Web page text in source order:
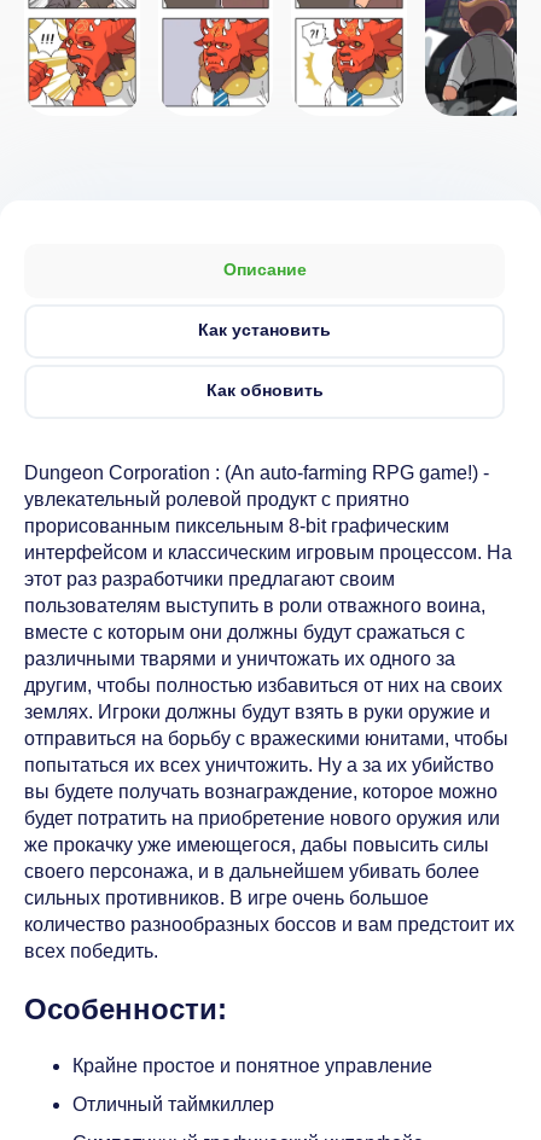
Описание
Как установить
Как обновить
Dungeon Corporation : (An auto-farming RPG game!) -
увлекательный ролевой продукт с приятно
прорисованным пиксельным 8-bit графическим
интерфейсом и классическим игровым процессом. На
этот раз разработчики предлагают своим
пользователям выступить в роли отважного воина,
вместе с которым они должны будут сражаться с
различными тварями и уничтожать их одного за
другим, чтобы полностью избавиться от них на своих
землях. Игроки должны будут взять в руки оружие и
отправиться на борьбу с вражескими юнитами, чтобы
попытаться их всех уничтожить. Ну а за их убийство
вы будете получать вознаграждение, которое можно
будет потратить на приобретение нового оружия или
же прокачку уже имеющегося, дабы повысить силы
своего персонажа, и в дальнейшем убивать более
сильных противников. В игре очень большое
количество разнообразных боссов и вам предстоит их
всех победить.
Особенности:
Крайне простое и понятное управление
Отличный таймкиллер